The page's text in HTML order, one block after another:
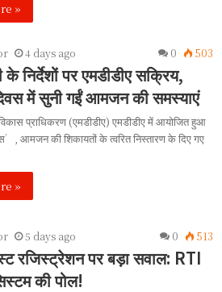
»
4 days ago 0 503
के निर्देशों पर एमडीडीए सक्रिय,
में सुनी गईं आमजन की समस्याएं
प्राधिकरण (एमडीडीए) एमडीडीए में आयोजित हुआ
आमजन की शिकायतों के त्वरित निस्तारण के दिए गए
»
5 days ago 0 513
रजिस्ट्रेशन पर बड़ा सवाल: RTI
की पोल!